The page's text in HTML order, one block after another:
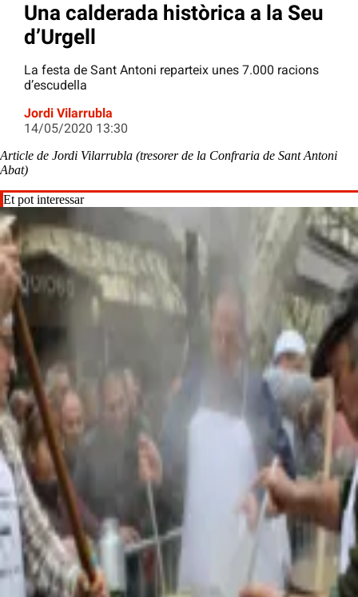
Una calderada històrica a la Seu
d’Urgell
La festa de Sant Antoni reparteix unes 7.000 racions
d’escudella
Jordi Vilarrubla
14/05/2020 13:30
Article de Jordi Vilarrubla (tresorer de la Confraria de Sant Antoni
Abat)
Et pot interessar